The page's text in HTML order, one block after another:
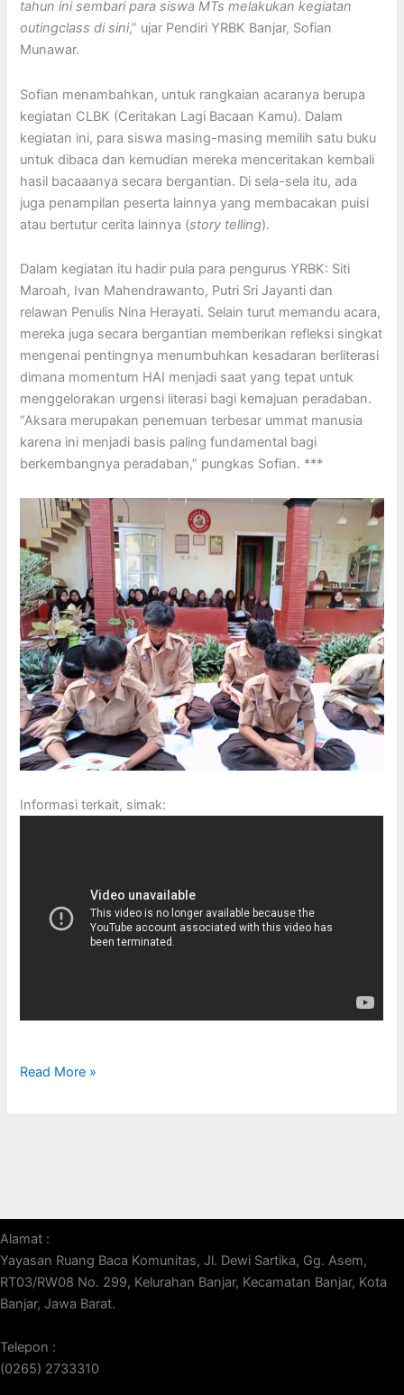
tahun ini sembari para siswa MTs melakukan kegiatan
outingclass di sini,” ujar Pendiri YRBK Banjar, Sofian
Munawar.
Sofian menambahkan, untuk rangkaian acaranya berupa
kegiatan CLBK (Ceritakan Lagi Bacaan Kamu). Dalam
kegiatan ini, para siswa masing-masing memilih satu buku
untuk dibaca dan kemudian mereka menceritakan kembali
hasil bacaaanya secara bergantian. Di sela-sela itu, ada
juga penampilan peserta lainnya yang membacakan puisi
atau bertutur cerita lainnya (story telling).
Dalam kegiatan itu hadir pula para pengurus YRBK: Siti
Maroah, Ivan Mahendrawanto, Putri Sri Jayanti dan
relawan Penulis Nina Herayati. Selain turut memandu acara,
mereka juga secara bergantian memberikan refleksi singkat
mengenai pentingnya menumbuhkan kesadaran berliterasi
dimana momentum HAI menjadi saat yang tepat untuk
menggelorakan urgensi literasi bagi kemajuan peradaban.
“Aksara merupakan penemuan terbesar ummat manusia
karena ini menjadi basis paling fundamental bagi
berkembangnya peradaban,” pungkas Sofian. ***
Informasi terkait, simak:
Read More »
Alamat :
Yayasan Ruang Baca Komunitas, Jl. Dewi Sartika, Gg. Asem,
RT03/RW08 No. 299, Kelurahan Banjar, Kecamatan Banjar, Kota
Banjar, Jawa Barat.
Telepon :
(0265) 2733310